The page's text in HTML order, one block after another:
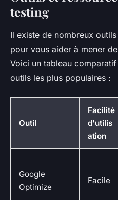
testing
Il existe de nombreux
pour vous aider à mener
Voici un tableau
outils les plus populaires :
Outil
Facilité
d'utilis
ation
Google
Optimize
Facile